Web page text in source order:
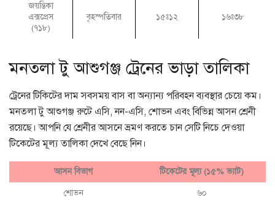
জয়ন্তিকা
এক্সপ্রেস
(৭১৮)
বৃহস্পতিবার ১৫ঃ১২ ১৬ঃ৩৮
মনতলা টু আশুগঞ্জ ট্রেনের ভাড়া তালিকা
ট্রেনের টিকিটের দাম সবসময় বাস বা অন্যান্য পরিবহন ব্যবস্থার চেয়ে কম।
মনতলা টু আশুগঞ্জ রুটে এসি, নন-এসি, শোভন এবং বিভিন্ন আসন শ্রেনী
রয়েছে। আপনি যে শ্রেনীর আসনে ভ্রমণ করতে চান সেটি নিচে দেওয়া
টিকেটের মূল্য তালিকা দেখে বেছে নিন।
আসন বিভাগ টিকেটের মূল্য (১৫% ভ্যাট)
শোভন ৬০